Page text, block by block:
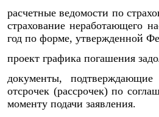
расчетные ведомости по
страхование неработающего
год по форме, утвержденной
проект графика погашения
документы,
отсрочек (рассрочек) по
моменту подачи заявления.